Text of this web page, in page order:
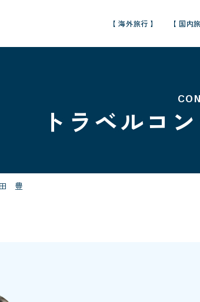
【 海外旅行 】 【 国内
トラベルコ
豊